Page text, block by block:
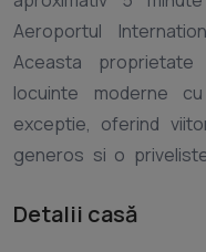
Aeroportul
Aceasta
locuinte moderne
exceptie, oferind
generos si o
suprafata utila de 140
Detalii casă